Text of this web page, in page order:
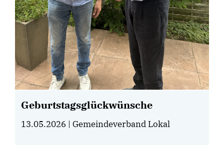
Geburtstagsglückwünsche
13.05.2026 | Gemeindeverband Lokal